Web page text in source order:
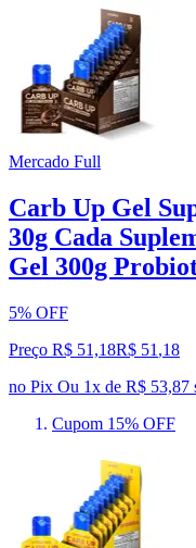
Mercado Full
Carb Up Gel
30g Cada
Gel 300g
5% OFF
Preço R$ 51,18R$ 51 ,18
no Pix Ou 1x de R$ 53,87
Cupom 15% OFF